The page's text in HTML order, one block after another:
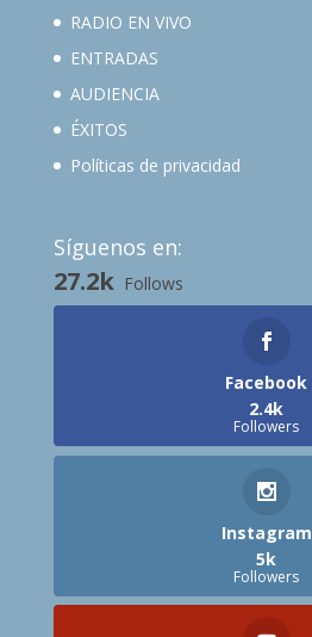
RADIO EN VIVO
ENTRADAS
AUDIENCIA
ÉXITOS
Políticas de privacidad
Síguenos en:
27.2k Follows
Facebook
2.4k
Followers
Instagram
5k
Followers